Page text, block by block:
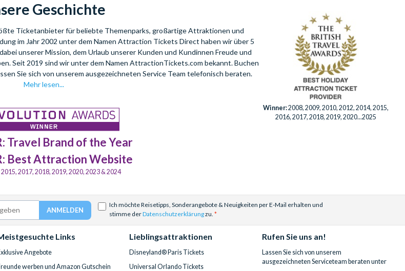
Geschichte
Ticketanbieter für beliebte Themenparks, großartige Attraktionen und
im Jahr 2002 unter dem Namen Attraction Tickets Direct haben wir über 5
unserer Mission, dem Urlaub unserer Kunden und Kundinnen Freude und
Seit 2019 sind wir unter dem Namen AttractionTickets.com bekannt. Buchen
Sie sich von unserem ausgezeichneten Service Team telefonisch beraten.
Mehr lesen...
Travel Brand of the Year
Best Attraction Website
2017, 2018, 2019, 2020, 2023 & 2024
Winner:2008, 2009, 2010, 2012, 2014, 2015,
2016, 2017, 2018, 2019, 2020...2025
Ich möchte Reisetipps, Sonderangebote & Neuigkeiten per E-Mail erhalten und
stimme derDatenschutzerklärungzu.
Links
Angebote
werben und Amazon Gutschein
Lieblingsattraktionen
Disneyland® Paris Tickets
Universal Orlando Tickets
Rufen Sie uns an!
Lassen Sie sich von unserem
ausgezeichneten Serviceteam beraten unter